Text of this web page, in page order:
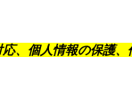
、個人情報の保護